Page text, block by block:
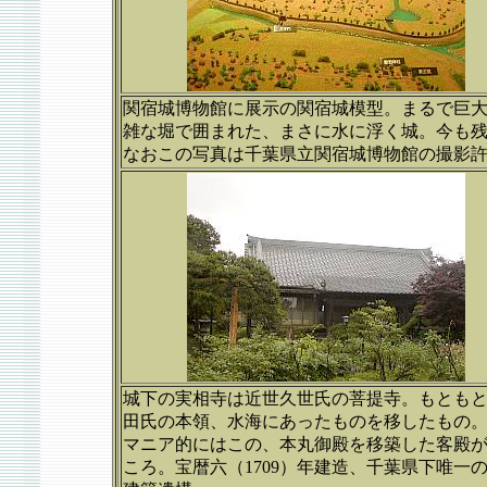
関宿城博物館に展示の関宿城模型。まるで巨
雑な堀で囲まれた、まさに水に浮く城。今も
なおこの写真は千葉県立関宿城博物館の撮影
城下の実相寺は近世久世氏の菩提寺。もとも
田氏の本領、水海にあったものを移したもの
マニア的にはこの、本丸御殿を移築した客殿
ころ。宝暦六（1709）年建造、千葉県下唯一